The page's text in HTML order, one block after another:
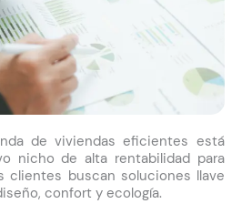
de viviendas eficientes está
nicho de alta rentabilidad para
clientes buscan soluciones llave
confort y ecología.